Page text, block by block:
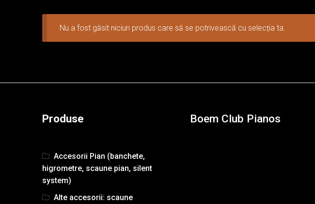
Nu a fost găsit niciun produs care să se potrivească cu selecția ta.
Produse
Accesorii Pian (banchete,
higrometre, scaune pian, silent
system)
Alte accesorii: scaune
Boem Club Pianos